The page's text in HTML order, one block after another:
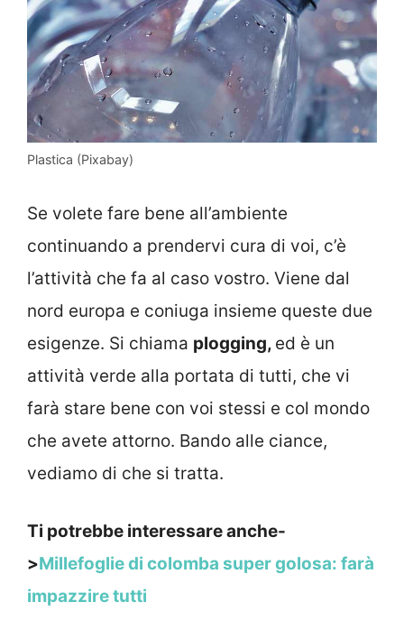
Plastica (Pixabay)
Se volete fare bene all’ambiente
continuando a prendervi cura di voi, c’è
l’attività che fa al caso vostro. Viene dal
nord europa e coniuga insieme queste due
esigenze. Si chiama plogging, ed è un
attività verde alla portata di tutti, che vi
farà stare bene con voi stessi e col mondo
che avete attorno. Bando alle ciance,
vediamo di che si tratta.
Ti potrebbe interessare anche-
>Millefoglie di colomba super golosa: farà
impazzire tutti